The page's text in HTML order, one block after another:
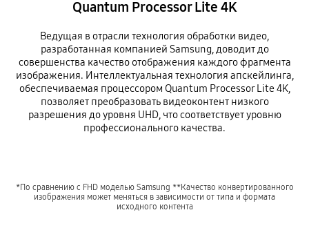
Quantum Processor Lite 4K
Ведущая в отрасли технология обработки видео,
разработанная компанией Samsung, доводит до
совершенства качество отображения каждого фрагмента
изображения. Интеллектуальная технология апскейлинга,
обеспечиваемая процессором Quantum Processor Lite 4K,
позволяет преобразовать видеоконтент низкого
разрешения до уровня UHD, что соответствует уровню
профессионального качества.
*По сравнению с FHD моделью Samsung **Качество конвертированного
изображения может меняться в зависимости от типа и формата
исходного контента